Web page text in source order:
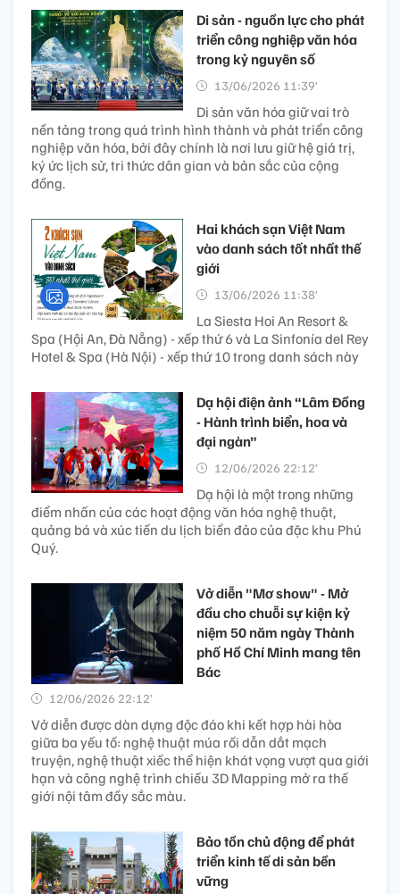
Di sản - nguồn lực cho phát
triển công nghiệp văn hóa
trong kỷ nguyên số
13/06/2026 11:39’
Di sản văn hóa giữ vai trò
nền tảng trong quá trình hình thành và phát triển công
nghiệp văn hóa, bởi đây chính là nơi lưu giữ hệ giá trị,
ký ức lịch sử, tri thức dân gian và bản sắc của cộng
đồng.
Hai khách sạn Việt Nam
vào danh sách tốt nhất thế
giới
13/06/2026 11:38’
La Siesta Hoi An Resort &
Spa (Hội An, Đà Nẵng) - xếp thứ 6 và La Sinfonía del Rey
Hotel & Spa (Hà Nội) - xếp thứ 10 trong danh sách này
Dạ hội điện ảnh “Lâm Đồng
- Hành trình biển, hoa và
đại ngàn”
12/06/2026 22:12’
Dạ hội là một trong những
điểm nhấn của các hoạt động văn hóa nghệ thuật,
quảng bá và xúc tiến du lịch biển đảo của đặc khu Phú
Quý.
Vở diễn "Mơ show" - Mở
đầu cho chuỗi sự kiện kỷ
niệm 50 năm ngày Thành
phố Hồ Chí Minh mang tên
Bác
12/06/2026 22:12’
Vở diễn được dàn dựng độc đáo khi kết hợp hài hòa
giữa ba yếu tố: nghệ thuật múa rối dẫn dắt mạch
truyện, nghệ thuật xiếc thể hiện khát vọng vượt qua giới
hạn và công nghệ trình chiếu 3D Mapping mở ra thế
giới nội tâm đầy sắc màu.
Bảo tồn chủ động để phát
triển kinh tế di sản bền
vững